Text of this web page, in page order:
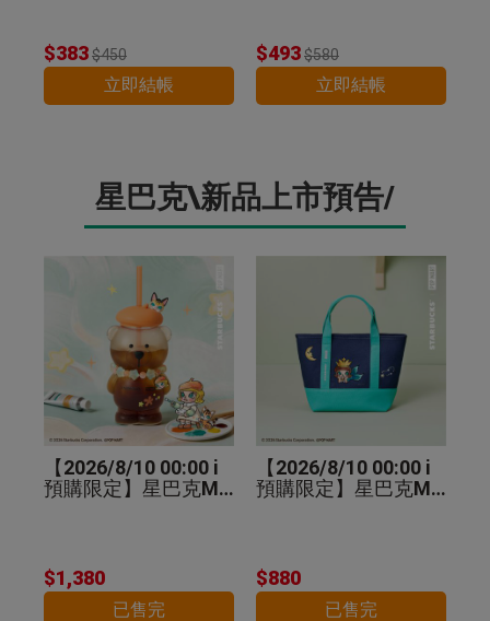
$383$450
立即結帳
$493$580
立即結帳
星巴克\新品上市預告/
【2026/8/10 00:00 i
預購限定】星巴克MO
$1,380
已售完
【2026/8/10 00:00 i
預購限定】星巴克MO
$880
已售完